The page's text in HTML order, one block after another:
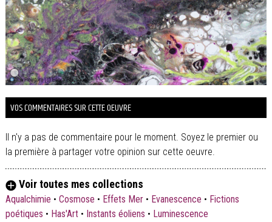
VOS COMMENTAIRES SUR CETTE OEUVRE
Il n'y a pas de commentaire pour le moment. Soyez le premier ou
la première à partager votre opinion sur cette oeuvre.
Voir toutes mes collections
Aqualchimie • Cosmose • Effets Mer• Evanescence • Fictions
poétiques • Has'Art• Instants éoliens • Luminescence